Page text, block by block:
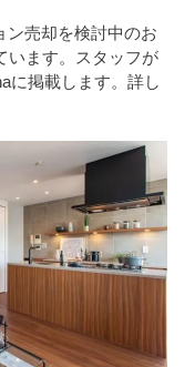
ン売却を検討中のお
います。スタッフが
に掲載します。詳し